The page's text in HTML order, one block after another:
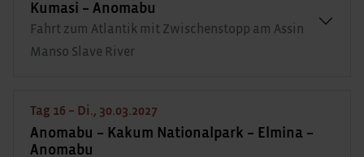
Kumasi – Anomabu
Fahrt zum Atlantik mit Zwischenstopp am Assin
Manso Slave River
Tag 16 – Di., 30.03.2027
Anomabu – Kakum Nationalpark – Elmina –
Anomabu